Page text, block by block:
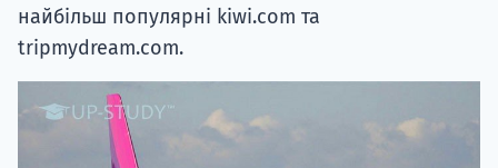
найбільш популярні kiwi.com та
tripmydream.com.